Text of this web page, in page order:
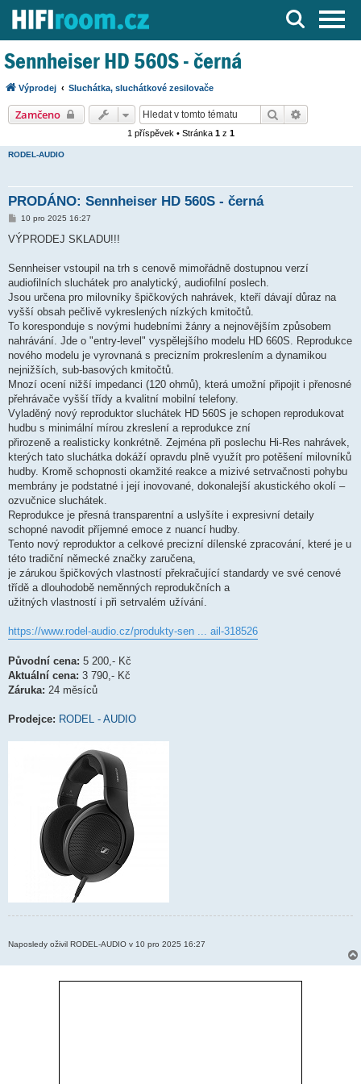
Server o Hi-Fi a AV technice
Sennheiser HD 560S - černá
Výprodej Sluchátka, sluchátkové zesilovače
Zamčeno Hledat
1 příspěvek • Stránka 1z 1
RODEL-AUDIO
PRODÁNO: Sennheiser HD 560S - černá
P
í
ě
e
k
10 pro 2025 16:27
VÝPRODEJ SKLADU!!!
Sennheiser vstoupil na trh s cenově mimořádně dostupnou verzí
audiofilních sluchátek pro analytický, audiofilní poslech.
Jsou určena pro milovníky špičkových nahrávek, kteří dávají důraz na
vyšší obsah pečlivě vykreslených nízkých kmitočtů.
To koresponduje s novými hudebními žánry a nejnovějším způsobem
nahrávání. Jde o "entry-level" vyspělejšího modelu HD 660S. Reprodukce
nového modelu je vyrovnaná s precizním prokreslením a dynamikou
nejnižších, sub-basových kmitočtů.
Mnozí ocení nižší impedanci (120 ohmů), která umožní připojit i přenosné
přehrávače vyšší třídy a kvalitní mobilní telefony.
Vyladěný nový reproduktor sluchátek HD 560S je schopen reprodukovat
hudbu s minimální mírou zkreslení a reprodukce zní
přirozeně a realisticky konkrétně. Zejména při poslechu Hi-Res nahrávek,
kterých tato sluchátka dokáží opravdu plně využít pro potěšení milovníků
hudby. Kromě schopnosti okamžité reakce a mizivé setrvačnosti pohybu
membrány je podstatné i její inovované, dokonalejší akustického okolí –
ozvučnice sluchátek.
Reprodukce je přesná transparentní a uslyšíte i expresivní detaily
schopné navodit příjemné emoce z nuancí hudby.
Tento nový reproduktor a celkové precizní dílenské zpracování, které je u
této tradiční německé značky zaručena,
je zárukou špičkových vlastností překračující standardy ve své cenové
třídě a dlouhodobě neměnných reprodukčních a
užitných vlastností i při setrvalém užívání.
https://www.rodel-audio.cz/produkty-sen ... ail-318526
Původní cena: 5 200,- Kč
Aktuální cena: 3 790,- Kč
Záruka: 24 měsíců
Prodejce: RODEL - AUDIO
Naposledy oživil RODEL-AUDIO v 10 pro 2025 16:27